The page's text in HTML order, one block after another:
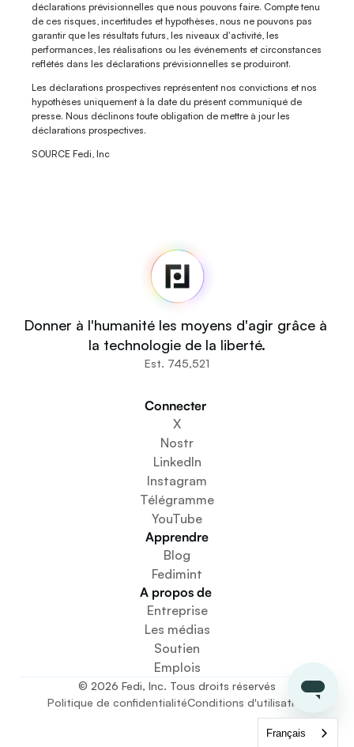
déclarations prévisionnelles que nous pouvons faire. Compte tenu
de ces risques, incertitudes et hypothèses, nous ne pouvons pas
garantir que les résultats futurs, les niveaux d'activité, les
performances, les réalisations ou les événements et circonstances
reflétés dans les déclarations prévisionnelles se produiront.
Les déclarations prospectives représentent nos convictions et nos
hypothèses uniquement à la date du présent communiqué de
presse. Nous déclinons toute obligation de mettre à jour les
déclarations prospectives.
SOURCE Fedi, Inc
Accueil
Salle de presse
Code source
Fedi For
Vous
Communautés
Organisations
Téléchargez l'application
Créer un espace communautaire
Créer un service de portefeuille
Service de configuration de la fédération
Découvrez les mini-applications
Donner à l'humanité les moyens d'agir grâce à
la technologie de la liberté.
Est. 745,521
Connecter
X
Nostr
LinkedIn
Instagram
Télégramme
YouTube
Apprendre
Blog
Fedimint
A propos de
Entreprise
Les médias
Soutien
Emplois
© 2026 Fedi, Inc. Tous droits réservés
Politique de confidentialitéConditions d'utilisation
Français